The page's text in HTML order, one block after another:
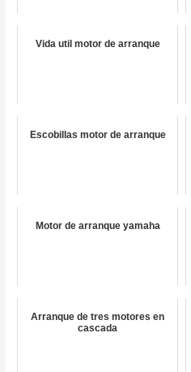
Vida util motor de arranque
Escobillas motor de arranque
Motor de arranque yamaha
Arranque de tres motores en
cascada